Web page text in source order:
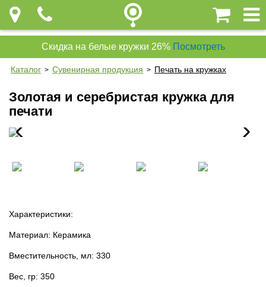
Скидка на белые кружки 26% Посмотреть
Каталог > Сувенирная продукция > Печать на кружках
Золотая и серебристая кружка для
печати
Характеристики:
Материал: Керамика
Вместительность, мл: 330
Вес, гр: 350